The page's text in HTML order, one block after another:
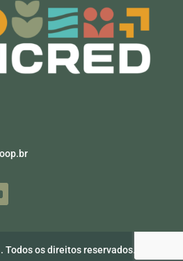
Todos os direitos reservados.